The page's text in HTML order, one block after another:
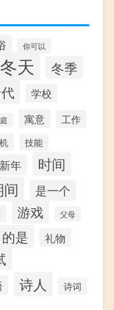
你可以
冬天 冬季
学校
寓意 工作
技能
新年 时间
是一个
游戏 父母
的是 礼物
诗人 诗词